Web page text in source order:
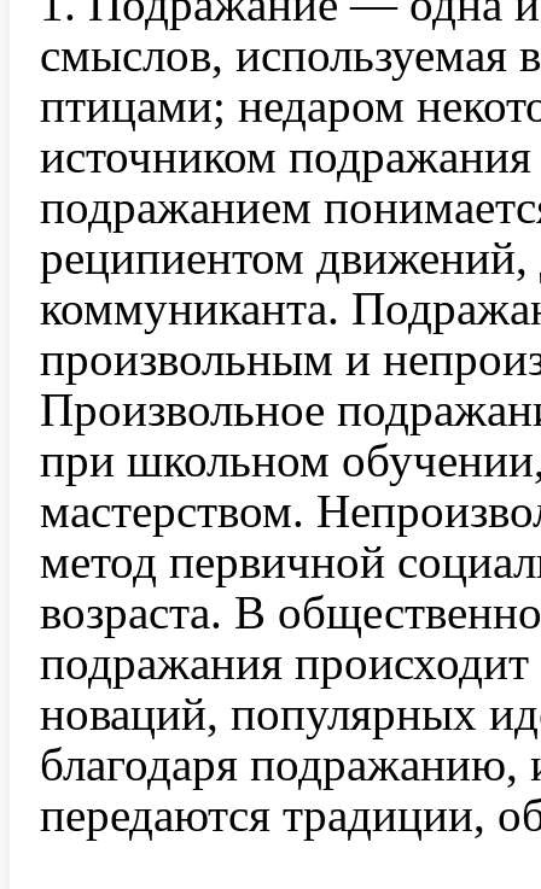
смыслов,
птицами; недаром
источником
подражанием
реципиентом движений,
коммуниканта.
произвольным и
Произвольное
при школьном
мастерством.
метод первичной
возраста. В
подражания
новаций, популярных
благодаря подражанию,
передаются традиции,